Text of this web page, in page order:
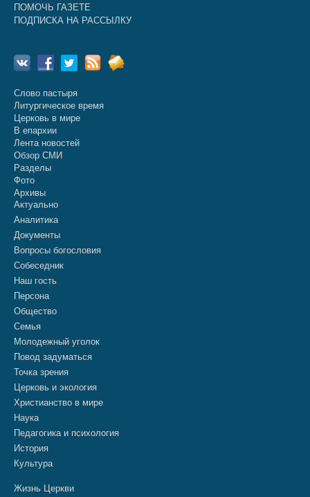
ПОМОЧЬ ГАЗЕТЕ
ПОДПИСКА НА РАССЫЛКУ
Слово пастыря
Литургическое время
Церковь в мире
В епархии
Лента новостей
Обзор СМИ
Разделы
Фото
Архивы
Актуально
Аналитика
Документы
Вопросы богословия
Собеседник
Наш гость
Персона
Общество
Семья
Молодежный уголок
Повод задуматься
Точка зрения
Церковь и экология
Христианство в мире
Наука
Педагогика и психология
История
Культура
Жизнь Церкви